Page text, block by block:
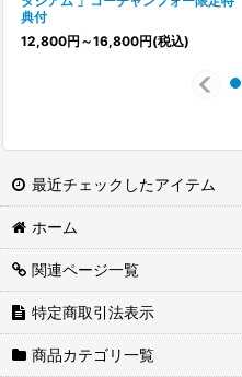
典付
12,800円 ～16,800円(税込)
最近チェックしたアイテム
ホーム
関連ページ一覧
特定商取引法表示
商品カテゴリ一覧